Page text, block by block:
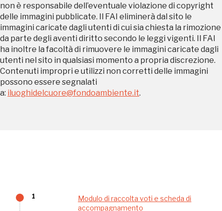
non è responsabile dell’eventuale violazione di copyright
delle immagini pubblicate. Il FAI eliminerà dal sito le
immagini caricate dagli utenti di cui sia chiesta la rimozione
da parte degli aventi diritto secondo le leggi vigenti. Il FAI
ha inoltre la facoltà di rimuovere le immagini caricate dagli
utenti nel sito in qualsiasi momento a propria discrezione.
Contenuti impropri e utilizzi non corretti delle immagini
possono essere segnalati
a: iluoghidelcuore@fondoambiente.it.
1
Modulo di raccolta voti e scheda di
accompagnamento
Ingresso gratuito
nei Beni FAI tutto l'anno
Gratis
Palazzo Strozzi
Firenze
Gallerie
Milano
sarebbe possibile